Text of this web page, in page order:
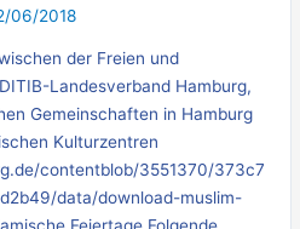
06/2018
der Freien und
Landesverband Hamburg,
Gemeinschaften in Hamburg
Kulturzentren
contentblob/3551370/373c7
data/download-muslim-
Feiertage Folgende